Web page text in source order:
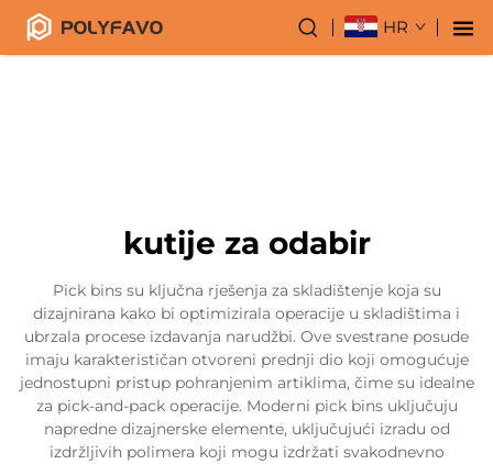
HR
kutije za odabir
Pick bins su ključna rješenja za skladištenje koja su
dizajnirana kako bi optimizirala operacije u skladištima i
ubrzala procese izdavanja narudžbi. Ove svestrane posude
imaju karakterističan otvoreni prednji dio koji omogućuje
jednostupni pristup pohranjenim artiklima, čime su idealne
za pick-and-pack operacije. Moderni pick bins uključuju
napredne dizajnerske elemente, uključujući izradu od
izdržljivih polimera koji mogu izdržati svakodnevno